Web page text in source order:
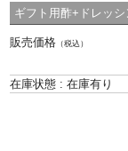
ギフト用酢+ドレッ
販売価格 （税込）
在庫状態 : 在庫有り